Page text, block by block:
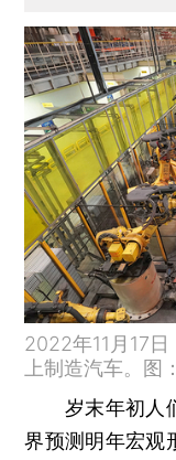
2022年11月17
上制造汽车。图
岁末年初人们
界预测明年宏观